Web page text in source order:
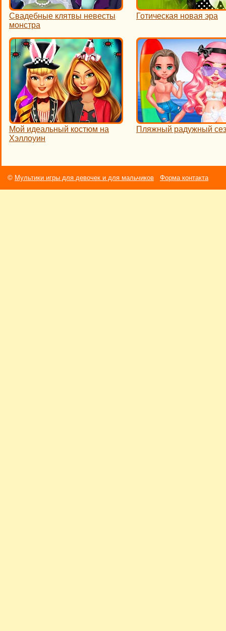
Свадебные клятвы невесты
монстра
Готическая новая эра
Мой идеальный костюм на
Хэллоуин
Пляжный радужный
© Мультики игры для девочек и для мальчиков Форма контакта